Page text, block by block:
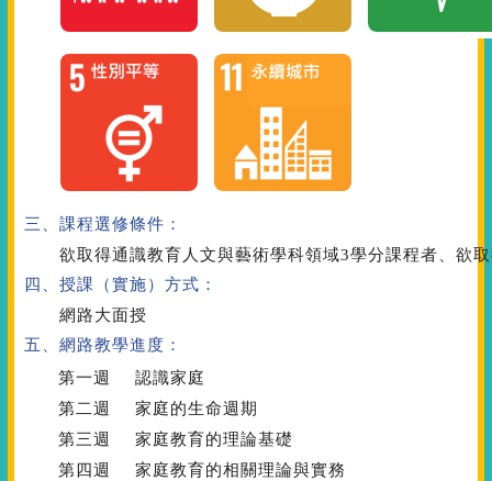
三、課程選修條件：
欲取得通識教育人文與藝術學科領域3學分課程者、欲
四、授課（實施）方式：
網路大面授
五、網路教學進度：
第一週
認識家庭
第二週
家庭的生命週期
第三週
家庭教育的理論基礎
第四週
家庭教育的相關理論與實務